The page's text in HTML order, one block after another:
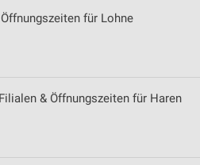
für Lohne
& Öffnungszeiten für Haren